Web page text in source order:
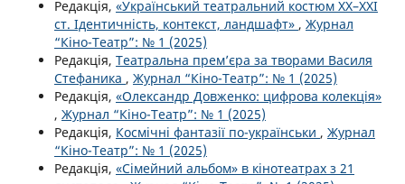
Редакція, «Український театральний костюм XX–XXI
ст. Ідентичність, контекст, ландшафт» , Журнал
“Кіно-Театр”: № 1 (2025)
Редакція, Театральна прем’єра за творами Василя
Стефаника , Журнал “Кіно-Театр”: № 1 (2025)
Редакція, «Олександр Довженко: цифрова колекція»
, Журнал “Кіно-Театр”: № 1 (2025)
Редакція, Космічні фантазії по-українськи , Журнал
“Кіно-Театр”: № 1 (2025)
Редакція, «Сімейний альбом» в кінотеатрах з 21